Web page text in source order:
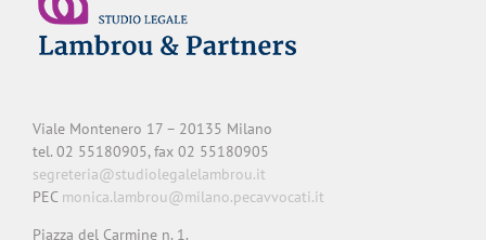
Viale Montenero 17 – 20135 Milano
tel. 02 55180905, fax 02 55180905
segreteria@studiolegalelambrou.it
PEC monica.lambrou@milano.pecavvocati.it
Piazza del Carmine n. 1.